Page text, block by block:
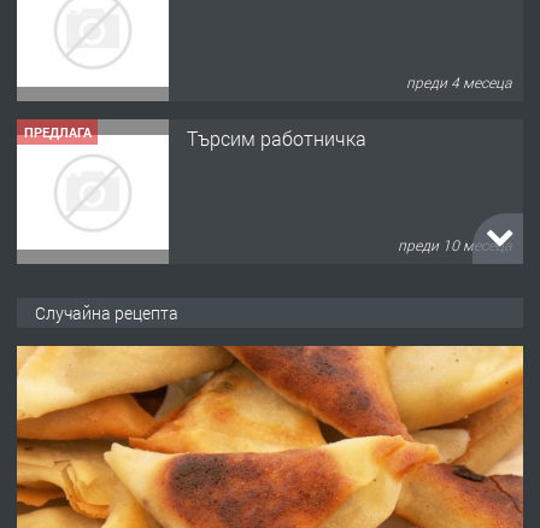
преди 4 месеца
ПРЕДЛАГА Търсим работничка
преди 10 месеца
преди 1 година
ПРЕДЛАГА Работа за общи работници
Случайна рецепта